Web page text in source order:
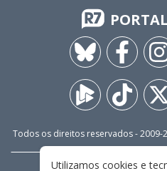
Todos os direitos reservados - 2009-
Utilizamos cookies e